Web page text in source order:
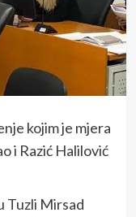
kojim je mjera
i Razić Halilović
Tuzli Mirsad